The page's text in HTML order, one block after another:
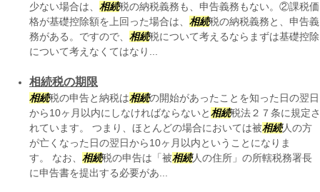
少ない場合は、 相続税の納税義務も、申告義務もない。②課税価
格が基礎控除額を上回った場合は、 相続税の納税義務と、申告義
務がある。ですので、 相続税について考えるならまずは基礎控除
について考えなくてはなり...
相続税の期限
相続税の申告と納税は相続の開始があったことを知った日の翌日
から10ヶ月以内にしなければならないと相続税法２７条に規定さ
れています。 つまり、ほとんどの場合においては被相続人の方
が亡くなった日の翌日から10ヶ月以内ということになりま
す。 なお、 相続税の申告は「被相続人の住所」の所轄税務署長
に申告書を提出する必要があ...